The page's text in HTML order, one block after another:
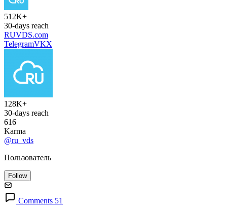
512K+
30-days reach
RUVDS.com
TelegramVKX
128K+
30-days reach
616
Karma
@ru_vds
Пользователь
Follow
Comments 51